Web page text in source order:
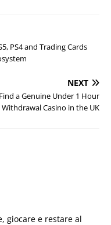
PS4 and Trading Cards
NEXT
a Genuine Under 1 Hour
Withdrawal Casino in the UK
giocare e restare al